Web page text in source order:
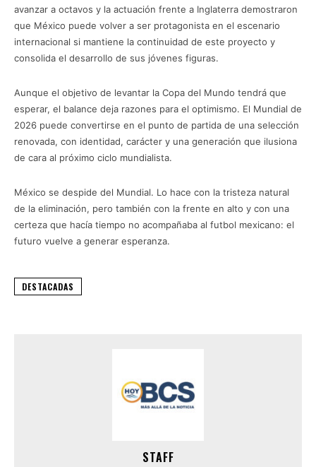
avanzar a octavos y la actuación frente a Inglaterra demostraron
que México puede volver a ser protagonista en el escenario
internacional si mantiene la continuidad de este proyecto y
consolida el desarrollo de sus jóvenes figuras.
Aunque el objetivo de levantar la Copa del Mundo tendrá que
esperar, el balance deja razones para el optimismo. El Mundial de
2026 puede convertirse en el punto de partida de una selección
renovada, con identidad, carácter y una generación que ilusiona
de cara al próximo ciclo mundialista.
México se despide del Mundial. Lo hace con la tristeza natural
de la eliminación, pero también con la frente en alto y con una
certeza que hacía tiempo no acompañaba al futbol mexicano: el
futuro vuelve a generar esperanza.
DESTACADAS
STAFF